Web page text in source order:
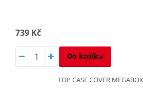
739 Kč
Do košíku
TOP CASE COVER